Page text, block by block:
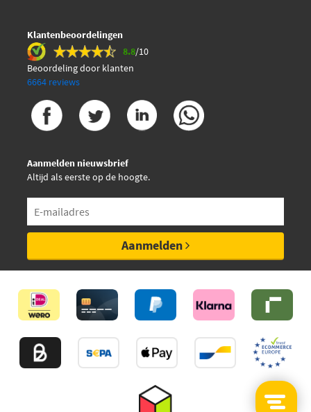
Klantenbeoordelingen
8.8/10
Beoordeling door klanten
6664 reviews
Aanmelden nieuwsbrief
Altijd als eerste op de hoogte.
Aanmelden